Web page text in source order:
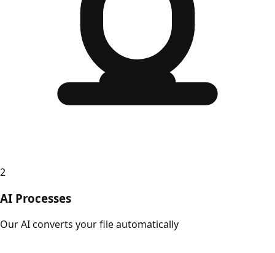
2
AI Processes
Our AI converts your file automatically